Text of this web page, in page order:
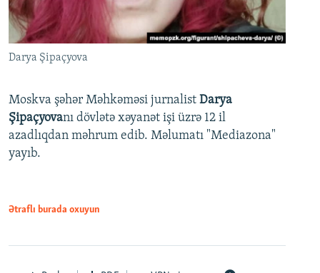
Darya Şipaçyova
Moskva şəhər Məhkəməsi jurnalist Darya
Şipaçyovanı dövlətə xəyanət işi üzrə 12 il
azadlıqdan məhrum edib. Məlumatı "Mediazona"
yayıb.
Ətraflı burada oxuyun